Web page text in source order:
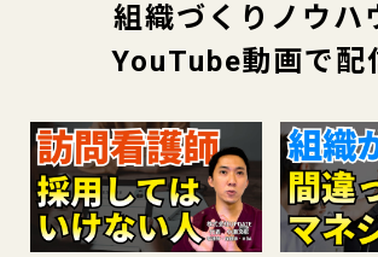
組織づくりノウハ
YouTube動画で配